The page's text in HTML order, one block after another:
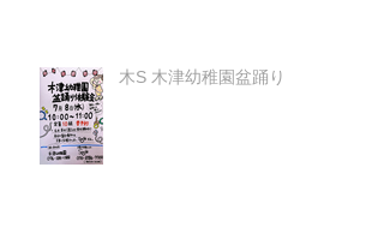
木S 木津幼稚園盆踊り